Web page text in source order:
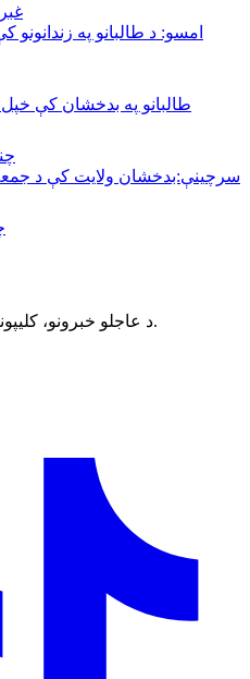
۱۵
طالبانو په بدخشان كې خپل
۱۰
سرچینې:بدخشان ولایت کې د جمعه
د عاجلو خبرونو، کلیپونو او تازه معلوماتو رسمي چینلونه.